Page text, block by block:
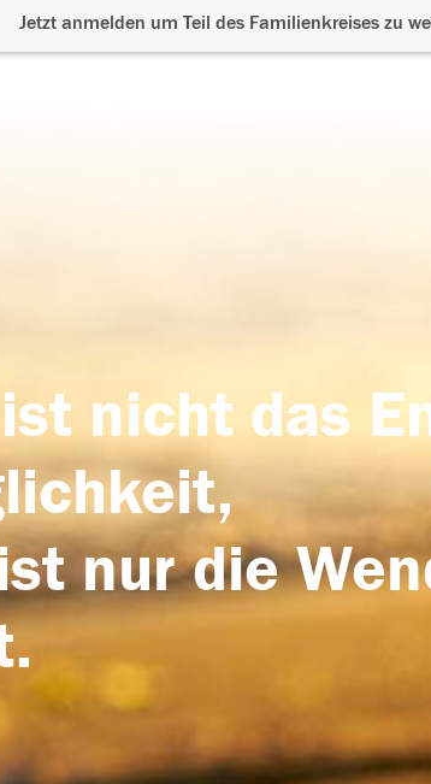
Jetzt anmelden um Teil des Familienkreises zu
ist nicht das
nur die